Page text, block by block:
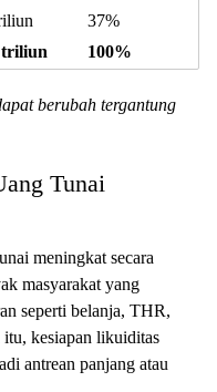
37%
triliun 100%
berubah tergantung
Tunai
meningkat secara
masyarakat yang
seperti belanja, THR,
itu, kesiapan likuiditas
antrean panjang atau